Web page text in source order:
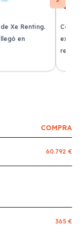
Xe Renting.
en
COMPRA
60.792 €
365 €